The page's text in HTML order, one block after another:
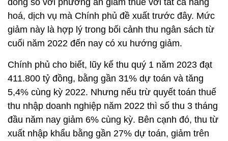
hoá, dịch vụ mà Chính phủ đề xuất trước đây. Mức
giảm này là hợp lý trong bối cảnh thu ngân sách từ
cuối năm 2022 đến nay có xu hướng giảm.
Chính phủ cho biết, lũy kế thu quý 1 năm 2023 đạt
411.800 tỷ đồng, bằng gần 31% dự toán và tăng
5,4% cùng kỳ 2022. Nhưng nếu trừ quyết toán thuế
thu nhập doanh nghiệp năm 2022 thì số thu 3 tháng
đầu năm nay giảm 6% cùng kỳ. Bên cạnh đó, thu từ
xuất nhập khẩu bằng gần 27% dự toán, giảm trên